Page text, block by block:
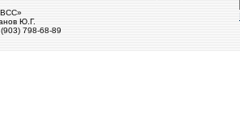
Ю.Г.
(903) 798-68-89